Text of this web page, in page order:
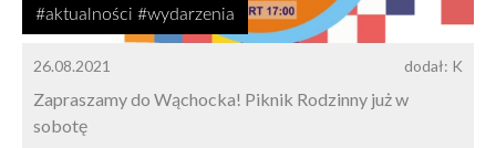
#aktualności #wydarzenia
26.08.2021 dodał: K
Zapraszamy do Wąchocka! Piknik Rodzinny już w
sobotę